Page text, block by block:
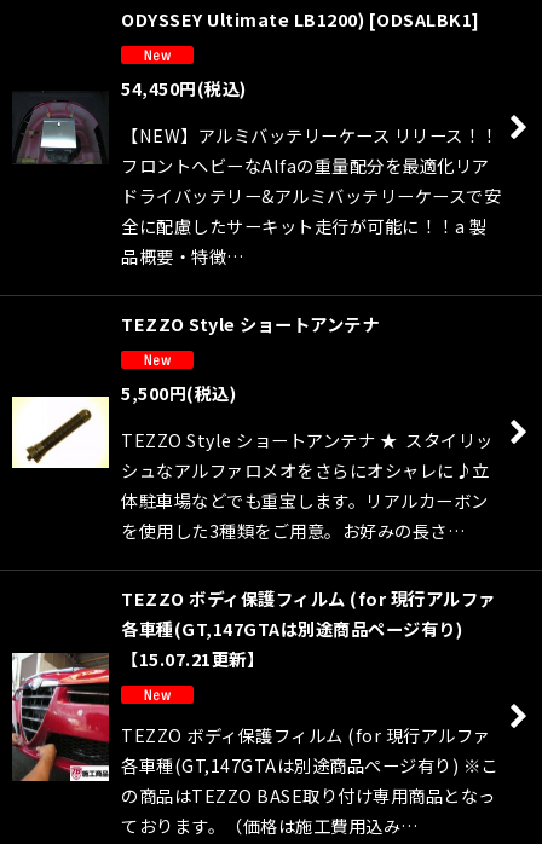
ODYSSEY Ultimate LB1200) [ODSALBK1]
54,450円(税込)
【NEW】アルミバッテリーケース リリース！！
フロントヘビーなAlfaの重量配分を最適化リア
ドライバッテリー&アルミバッテリーケースで安
全に配慮したサーキット走行が可能に！！a 製
品概要・特徴…
TEZZO Style ショートアンテナ
5,500円(税込)
TEZZO Style ショートアンテナ ★ スタイリッ
シュなアルファロメオをさらにオシャレに♪立
体駐車場などでも重宝します。リアルカーボン
を使用した3種類をご用意。お好みの長さ…
TEZZO ボディ保護フィルム (for 現行アルファ
各車種(GT,147GTAは別途商品ページ有り)
【15.07.21更新】
TEZZO ボディ保護フィルム (for 現行アルファ
各車種(GT,147GTAは別途商品ページ有り) ※こ
の商品はTEZZO BASE取り付け専用商品となっ
ております。（価格は施工費用込み…